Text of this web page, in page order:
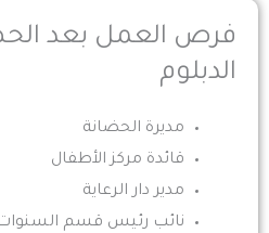
فرص العمل بعد
الدبلوم
مديرة الحضانة
قائدة مركز الأطفال
مدير دار الرعاية
نائب رئيس قسم السنوات